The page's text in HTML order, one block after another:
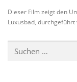
Dieser Film zeigt den
Luxusbad,
nach: